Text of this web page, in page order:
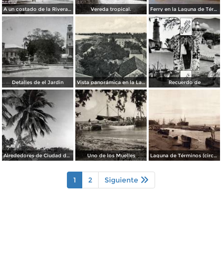
A un costado de la Rivera ( FECHADA EL 28 DE ENERO DE 1950 ). Vereda tropical. Ferry en la Laguna de Términos
Detalles de el Jardin Vista panorámica en la Laguna de Términos Recuerdo de
Alrededores de Ciudad del Carmen Uno de los Muelles Laguna de Términos (circa 1920)
1 2 Siguiente